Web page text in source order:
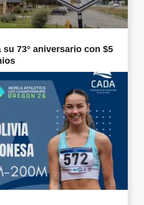
73° aniversario con $5